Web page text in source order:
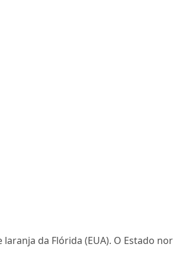
da Flórida (EUA). O Estado